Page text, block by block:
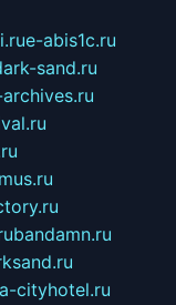
e-abis1c.ru
sand.ru
bandamn.ru
cityhotel.ru